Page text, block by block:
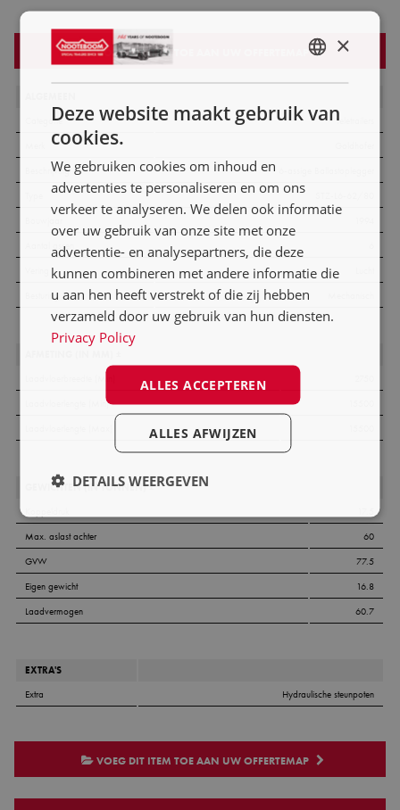
VOEG DIT ITEM TOE AAN UW OFFERTEMAP
Categorie
Teletrailers
Beschrijving
Aantal assen
Besturing
Laadvloerlengte (Min)
GEWICHTEN (IN TONNEN) ±
Max. aslast achter
60
GVW
77.5
Eigen gewicht
16.8
Laadvermogen
60.7
EXTRA'S
Extra
Hydraulische steunpoten
VOEG DIT ITEM TOE AAN UW OFFERTEMAP
PL
×
Deze website maakt gebruik van
cookies.
We gebruiken cookies om inhoud en
advertenties te personaliseren en om ons
verkeer te analyseren. We delen ook informatie
over uw gebruik van onze site met onze
advertentie- en analysepartners, die deze
kunnen combineren met andere informatie die
u aan hen heeft verstrekt of die zij hebben
verzameld door uw gebruik van hun diensten.
Privacy Policy
ALLES ACCEPTEREN
ALLES AFWIJZEN
DETAILS WEERGEVEN